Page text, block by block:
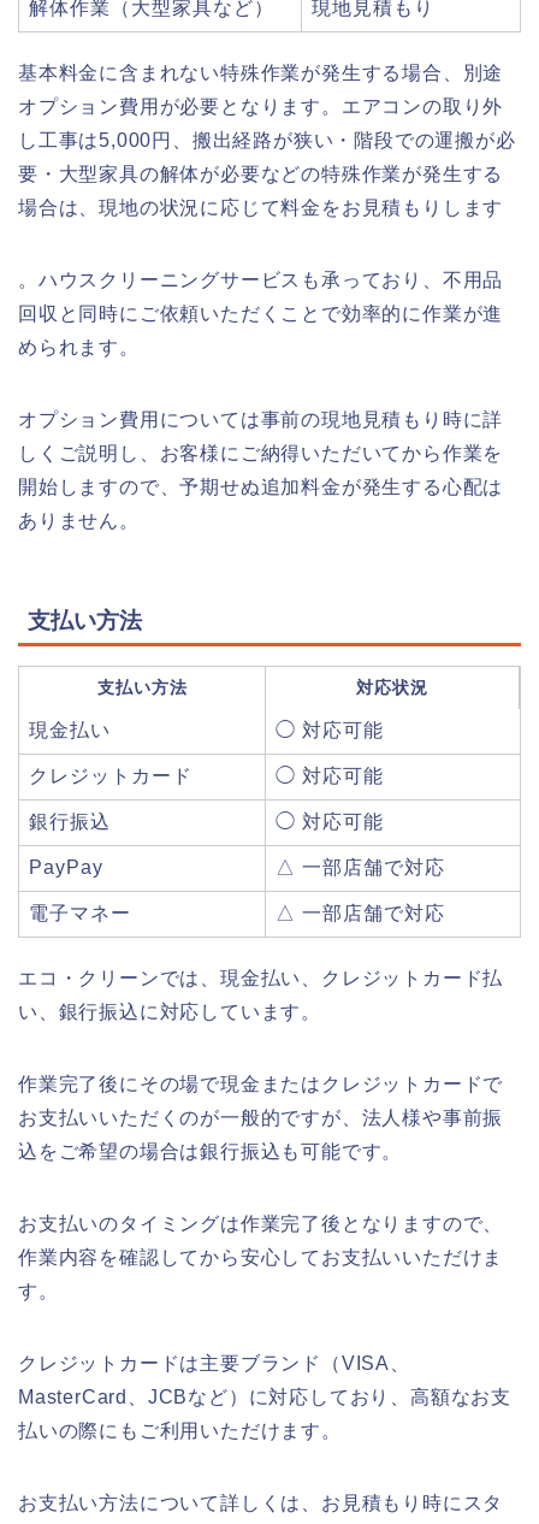
解体作業（大型家具など） 現地見積もり
基本料金に含まれない特殊作業が発生する場合、別途
オプション費用が必要となります。エアコンの取り外
し工事は5,000円、搬出経路が狭い・階段での運搬が必
要・大型家具の解体が必要などの特殊作業が発生する
場合は、現地の状況に応じて料金をお見積もりします
。ハウスクリーニングサービスも承っており、不用品
回収と同時にご依頼いただくことで効率的に作業が進
められます。
オプション費用については事前の現地見積もり時に詳
しくご説明し、お客様にご納得いただいてから作業を
開始しますので、予期せぬ追加料金が発生する心配は
ありません。
支払い方法
支払い方法 対応状況
現金払い ◯ 対応可能
クレジットカード ◯ 対応可能
銀行振込 ◯ 対応可能
PayPay △ 一部店舗で対応
電子マネー △ 一部店舗で対応
エコ・クリーンでは、現金払い、クレジットカード払
い、銀行振込に対応しています。
作業完了後にその場で現金またはクレジットカードで
お支払いいただくのが一般的ですが、法人様や事前振
込をご希望の場合は銀行振込も可能です。
お支払いのタイミングは作業完了後となりますので、
作業内容を確認してから安心してお支払いいただけま
す。
クレジットカードは主要ブランド（VISA、
MasterCard、JCBなど）に対応しており、高額なお支
払いの際にもご利用いただけます。
お支払い方法について詳しくは、お見積もり時にスタ